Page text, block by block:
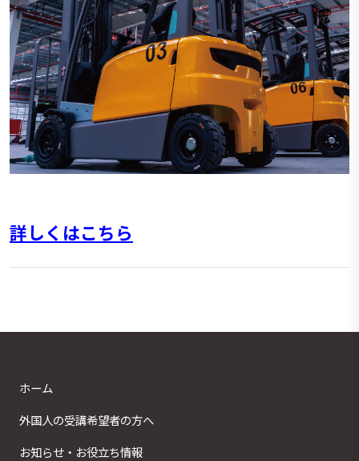
詳しくはこちら
ホーム
外国人の受講希望者の方へ
お知らせ・お役立ち情報